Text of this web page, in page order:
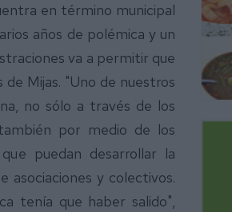
en término municipal
años de polémica y un
va a permitir que
Mijas. "Uno de nuestros
no sólo a través de los
por medio de los
puedan desarrollar la
asociaciones y colectivos.
tenía que haber salido",